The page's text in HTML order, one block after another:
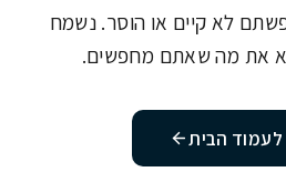
לא קיים או הוסר. נשמח
את מה שאתם מחפשים.
לעמוד הבית